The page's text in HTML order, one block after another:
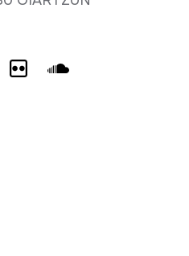
FlickrSoundCloud